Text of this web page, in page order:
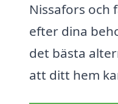
Nissafors och
efter dina
det bästa
att ditt hem